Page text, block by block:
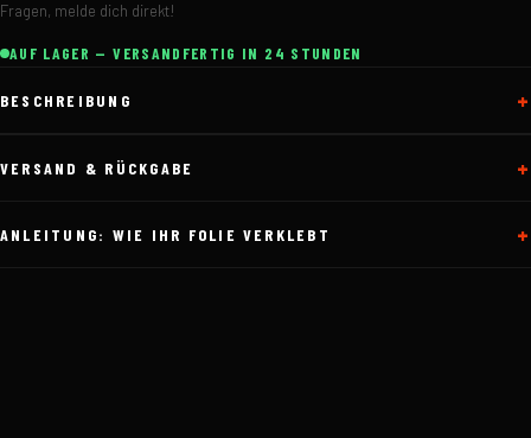
Fragen, melde dich direkt!
AUF LAGER — VERSANDFERTIG IN 24 STUNDEN
BESCHREIBUNG
VERSAND & RÜCKGABE
ANLEITUNG: WIE IHR FOLIE VERKLEBT